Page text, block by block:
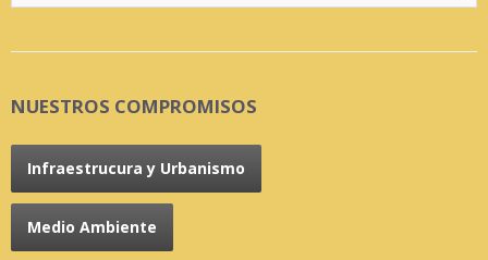
NUESTROS COMPROMISOS
Infraestrucura y Urbanismo
Medio Ambiente